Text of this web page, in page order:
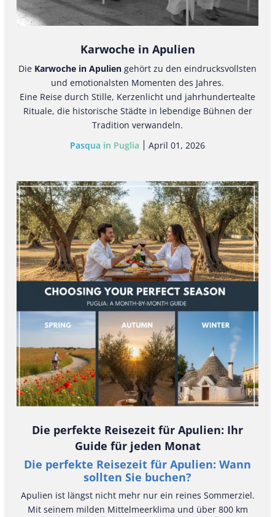
Karwoche in Apulien
Die Karwoche in Apulien gehört zu den eindrucksvollsten
und emotionalsten Momenten des Jahres.
Eine Reise durch Stille, Kerzenlicht und jahrhundertealte
Rituale, die historische Städte in lebendige Bühnen der
Tradition verwandeln.
Pasqua in Puglia
April 01, 2026
Die perfekte Reisezeit für Apulien: Ihr
Guide für jeden Monat
Die perfekte Reisezeit für Apulien: Wann
sollten Sie buchen?
Apulien ist längst nicht mehr nur ein reines Sommerziel.
Mit seinem milden Mittelmeerklima und über 800 km